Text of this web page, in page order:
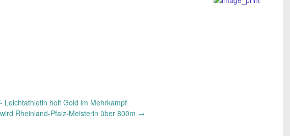
Leichtathletin holt Gold im Mehrkampf
Rheinland-Pfalz-Meisterin über 800m →